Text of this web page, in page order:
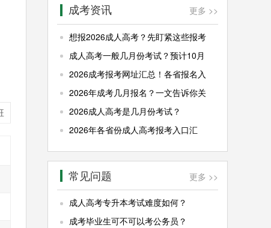
成考资讯 更多 >>
想报2026成人高考？先盯紧这些报考
成人高考一般几月份考试？预计10月
2026成考报考网址汇总！各省报名入
2026年成考几月报名？一文告诉你关
2026成人高考是几月份考试？
2026年各省份成人高考报考入口汇
常见问题 更多 >>
成人高考专升本考试难度如何？
成考毕业生可不可以考公务员？